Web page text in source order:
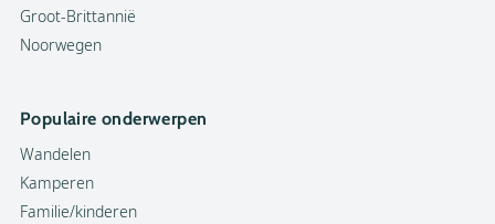
Groot-Brittannië
Noorwegen
Populaire onderwerpen
Wandelen
Kamperen
Familie/kinderen